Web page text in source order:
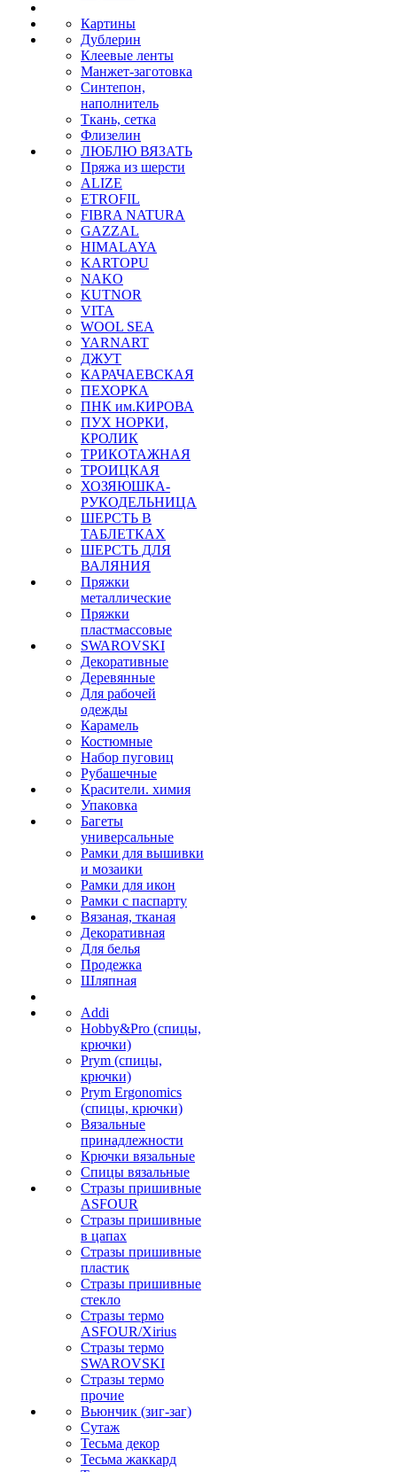
Картины
Дублерин
Клеевые ленты
Манжет-заготовка
Синтепон,
наполнитель
Ткань, сетка
Флизелин
ЛЮБЛЮ ВЯЗАТЬ
Пряжа из шерсти
ALIZE
ETROFIL
FIBRA NATURA
GAZZAL
HIMALAYA
KARTOPU
NAKO
KUTNOR
VITA
WOOL SEA
YARNART
ДЖУТ
КАРАЧАЕВСКАЯ
ПЕХОРКА
ПНК им.КИРОВА
ПУХ НОРКИ,
КРОЛИК
ТРИКОТАЖНАЯ
ТРОИЦКАЯ
ХОЗЯЮШКА-
РУКОДЕЛЬНИЦА
ШЕРСТЬ В
ТАБЛЕТКАХ
ШЕРСТЬ ДЛЯ
ВАЛЯНИЯ
Пряжки
металлические
Пряжки
пластмассовые
SWAROVSKI
Декоративные
Деревянные
Для рабочей
одежды
Карамель
Костюмные
Набор пуговиц
Рубашечные
Красители. химия
Упаковка
Багеты
универсальные
Рамки для вышивки
и мозаики
Рамки для икон
Рамки с паспарту
Вязаная, тканая
Декоративная
Для белья
Продежка
Шляпная
Addi
Hobby&Pro (спицы,
крючки)
Prym (спицы,
крючки)
Prym Ergonomics
(спицы, крючки)
Вязальные
принадлежности
Крючки вязальные
Спицы вязальные
Стразы пришивные
ASFOUR
Стразы пришивные
в цапах
Стразы пришивные
пластик
Стразы пришивные
стекло
Стразы термо
ASFOUR/Xirius
Стразы термо
SWAROVSKI
Стразы термо
прочие
Вьюнчик (зиг-заг)
Сутаж
Тесьма декор
Тесьма жаккард